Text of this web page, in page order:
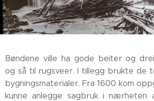
Bøndene ville ha gode beiter og
og så til rugsveer. I tillegg brukte de
bygningsmaterialer. Fra 1600 kom
kunne anlegge sagbruk i nærheten